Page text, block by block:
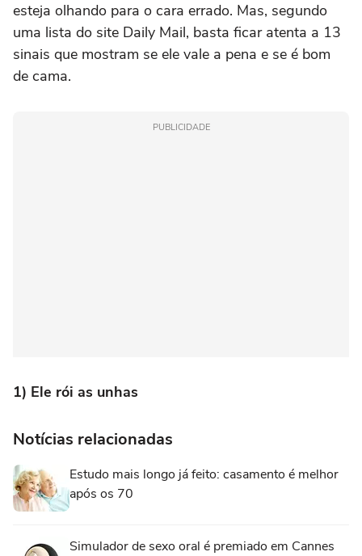
esteja olhando para o cara errado. Mas, segundo
uma lista do site Daily Mail, basta ficar atenta a 13
sinais que mostram se ele vale a pena e se é bom
de cama.
PUBLICIDADE
1) Ele rói as unhas
Notícias relacionadas
Estudo mais longo já feito: casamento é melhor
após os 70
Simulador de sexo oral é premiado em Cannes